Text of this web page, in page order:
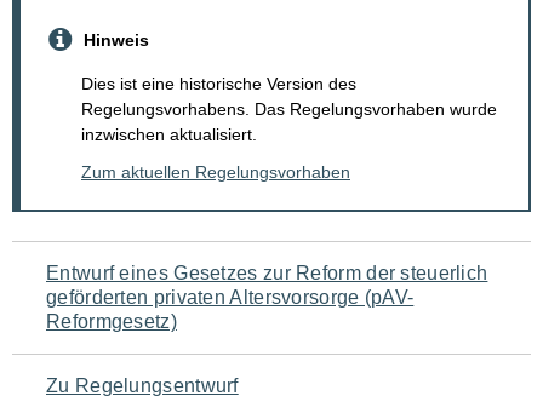
Hinweis
Dies ist eine historische Version des
Regelungsvorhabens. Das Regelungsvorhaben wurde
inzwischen aktualisiert.
Zum aktuellen Regelungsvorhaben
Navigation
für
den
Entwurf eines Gesetzes zur Reform der steuerlich
geförderten privaten Altersvorsorge (pAV-
Reformgesetz)
Zu Regelungsentwurf